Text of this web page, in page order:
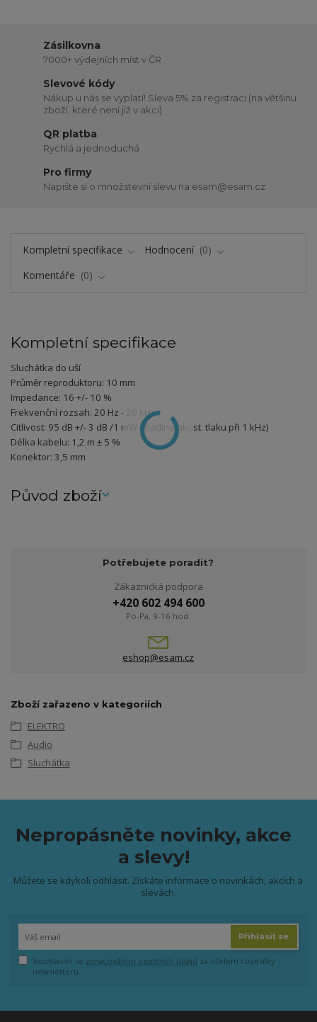
Zásilkovna
7000+ výdejních míst v ČR
Slevové kódy
Nákup u nás se vyplatí! Sleva 5% za registraci (na většinu
zboží, které není již v akci)
QR platba
Rychlá a jednoduchá
Pro firmy
Napište si o množstevní slevu na esam@esam.cz
Kompletní specifikace Hodnocení
0
Komentáře
0
Kompletní specifikace
Sluchátka do uší
Průměr reproduktoru: 10 mm
Impedance: 16 +/- 10 %
Frekvenční rozsah: 20 Hz - 20 kHz
Citlivost: 95 dB +/- 3 dB /1 mW (hladina akust. tlaku při 1 kHz)
Délka kabelu: 1,2 m ± 5 %
Konektor: 3,5 mm
Původ zboží
Potřebujete poradit?
Zákaznická podpora
+420 602 494 600
Po-Pá, 9-16 hod.
eshop@esam.cz
Zboží zařazeno v kategoriích
ELEKTRO
Audio
Sluchátka
Nepropásněte novinky, akce
a slevy!
Můžete se kdykoli odhlásit. Získáte informace o novinkách, akcích a
slevách.
Přihlásit se
Souhlasím se zpracováním osobních údajů za účelem rozesílky
newsletteru.